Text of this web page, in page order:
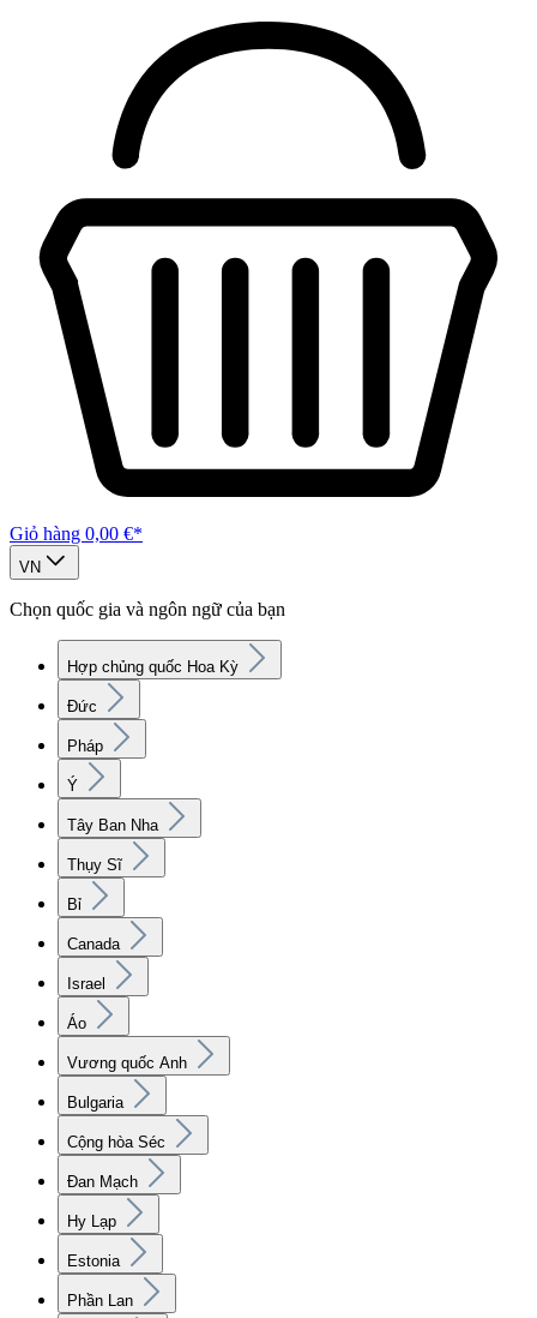
Giỏ hàng 0,00 €*
VN
Chọn quốc gia và ngôn ngữ của bạn
Hợp chủng quốc Hoa Kỳ
Đức
Pháp
Ý
Tây Ban Nha
Thụy Sĩ
Bỉ
Canada
Israel
Áo
Vương quốc Anh
Bulgaria
Cộng hòa Séc
Đan Mạch
Hy Lạp
Estonia
Phần Lan